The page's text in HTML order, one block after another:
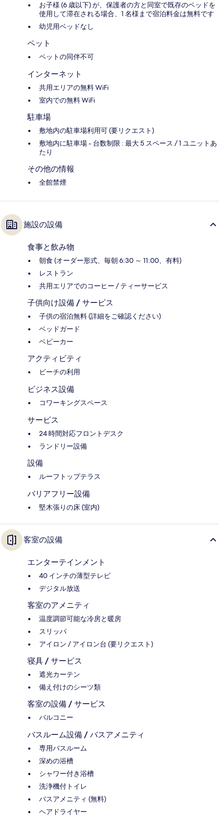
お子様 (6 歳以下) が、保護者の方と同室で既存のベッドを
使用して滞在される場合、1 名様まで宿泊料金は無料です
幼児用ベッドなし
ペット
ペットの同伴不可
インターネット
共用エリアの無料 WiFi
室内での無料 WiFi
駐車場
敷地内の駐車場利用可 (要リクエスト)
敷地内に駐車場 - 台数制限 : 最大 5 スペース / 1 ユニットあ
たり
その他の情報
全館禁煙
施設の設備
食事と飲み物
朝食 (オーダー形式、毎朝 6:30 ～ 11:00、有料)
レストラン
共用エリアでのコーヒー / ティーサービス
子供向け設備 / サービス
子供の宿泊無料 (詳細をご確認ください)
ベッドガード
ベビーカー
アクティビティ
ビーチの利用
ビジネス設備
コワーキングスペース
サービス
24 時間対応フロントデスク
ランドリー設備
設備
ルーフトップテラス
バリアフリー設備
堅木張りの床 (室内)
客室の設備
エンターテインメント
40 インチの薄型テレビ
デジタル放送
客室のアメニティ
温度調節可能な冷房と暖房
スリッパ
アイロン / アイロン台 (要リクエスト)
寝具 / サービス
遮光カーテン
備え付けのシーツ類
客室の設備 / サービス
バルコニー
バスルーム設備 / バスアメニティ
専用バスルーム
深めの浴槽
シャワー付き浴槽
洗浄機付トイレ
バスアメニティ (無料)
ヘアドライヤー